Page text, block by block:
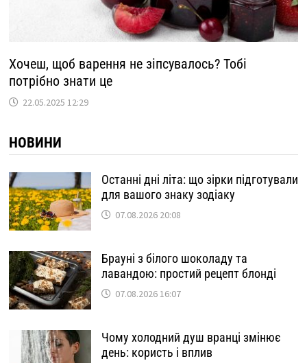
Хочеш, щоб варення не зіпсувалось? Тобі
потрібно знати це
22.05.2025 12:29
НОВИНИ
Останні дні літа: що зірки підготували
для вашого знаку зодіаку
07.08.2026 20:08
Брауні з білого шоколаду та
лавандою: простий рецепт блонді
07.08.2026 16:07
Чому холодний душ вранці змінює
день: користь і вплив